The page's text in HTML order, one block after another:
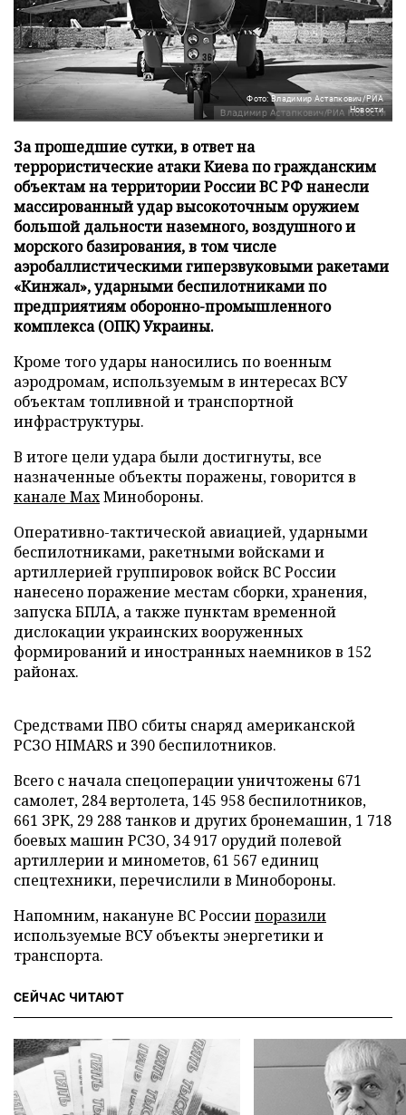
Фото: Владимир Астапкович/РИА
Новости
За прошедшие сутки, в ответ на
террористические атаки Киева по гражданским
объектам на территории России ВС РФ нанесли
массированный удар высокоточным оружием
большой дальности наземного, воздушного и
морского базирования, в том числе
аэробаллистическими гиперзвуковыми ракетами
«Кинжал», ударными беспилотниками по
предприятиям оборонно-промышленного
комплекса (ОПК) Украины.
Кроме того удары наносились по военным
аэродромам, используемым в интересах ВСУ
объектам топливной и транспортной
инфраструктуры.
В итоге цели удара были достигнуты, все
назначенные объекты поражены, говорится в
канале MaxМинобороны.
Оперативно-тактической авиацией, ударными
беспилотниками, ракетными войсками и
артиллерией группировок войск ВС России
нанесено поражение местам сборки, хранения,
запуска БПЛА, а также пунктам временной
дислокации украинских вооруженных
формирований и иностранных наемников в 152
районах.
Средствами ПВО сбиты снаряд американской
РСЗО HIMARS и 390 беспилотников.
Всего с начала спецоперации уничтожены 671
самолет, 284 вертолета, 145 958 беспилотников,
661 ЗРК, 29 288 танков и других бронемашин, 1 718
боевых машин РСЗО, 34 917 орудий полевой
артиллерии и минометов, 61 567 единиц
спецтехники, перечислили в Минобороны.
Напомним, накануне ВС Россиипоразили
используемые ВСУ объекты энергетики и
транспорта.
СЕЙЧАС ЧИТАЮТ